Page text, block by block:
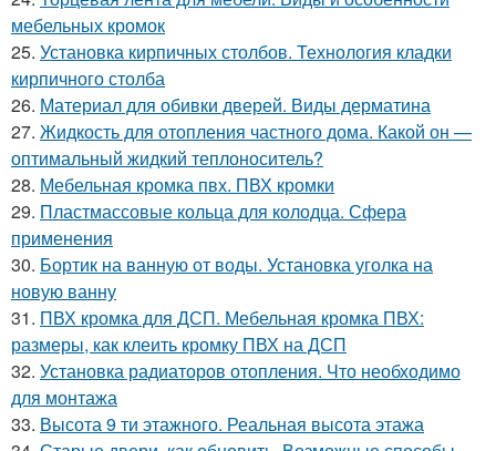
мебельных кромок
25. Установка кирпичных столбов. Технология кладки
кирпичного столба
26. Материал для обивки дверей. Виды дерматина
27. Жидкость для отопления частного дома. Какой он —
оптимальный жидкий теплоноситель?
28. Мебельная кромка пвх. ПВХ кромки
29. Пластмассовые кольца для колодца. Сфера
применения
30. Бортик на ванную от воды. Установка уголка на
новую ванну
31. ПВХ кромка для ДСП. Мебельная кромка ПВХ:
размеры, как клеить кромку ПВХ на ДСП
32. Установка радиаторов отопления. Что необходимо
для монтажа
33. Высота 9 ти этажного. Реальная высота этажа